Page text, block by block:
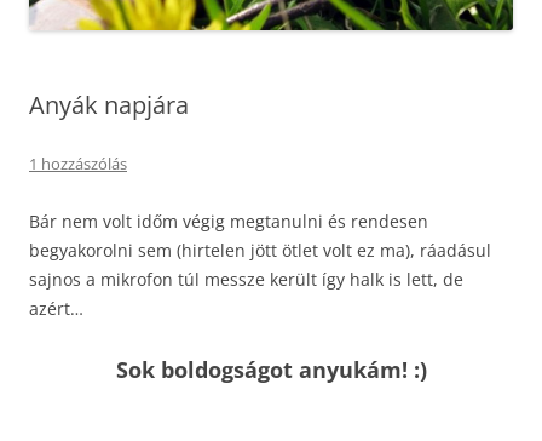
Anyák napjára
1 hozzászólás
Bár nem volt időm végig megtanulni és rendesen
begyakorolni sem (hirtelen jött ötlet volt ez ma), ráadásul
sajnos a mikrofon túl messze került így halk is lett, de
azért…
Sok boldogságot anyukám! :)